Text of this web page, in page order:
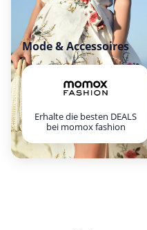
Mode & Accessoires
Erhalte die besten DEALS
bei momox fashion